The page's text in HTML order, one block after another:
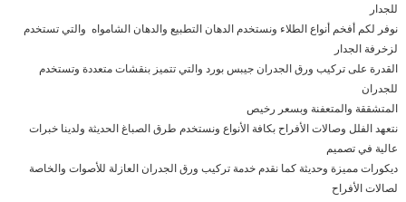
للجدار
نوفر لكم أفخم أنواع الطلاء ونستخدم الدهان التطبيع والدهان الشامواه والتي تستخدم
لزخرفة الجدار
القدرة على تركيب ورق الجدران جيبس بورد والتي تتميز بنقشات متعددة وتستخدم
للجدران
المتشققة والمتعفنة وبسعر رخيص
نتعهد الفلل وصالات الأفراح بكافة الأنواع ونستخدم طرق الصباغ الحديثة ولدينا خبرات
عالية في تصميم
ديكورات مميزة وحديثة كما نقدم خدمة تركيب ورق الجدران العازلة للأصوات والخاصة
لصالات الأفراح